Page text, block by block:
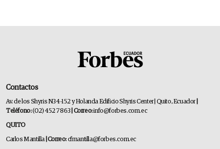
Contactos
Av. de los Shyris N34-152 y Holanda Edificio Shyris Center | Quito, Ecuador
Teléfono:(02) 452 7863 | Correo:info@forbes.com.ec
QUITO
Carlos Mantilla | Correo:cfmantilla@forbes.com.ec